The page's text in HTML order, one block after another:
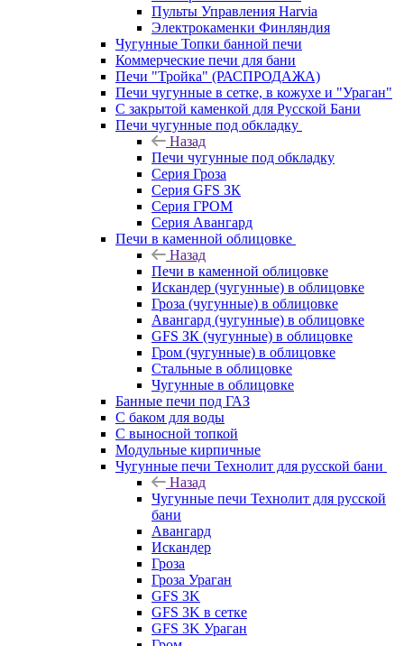
Пульты Управления Harvia
Электрокаменки Финляндия
Чугунные Топки банной печи
Коммерческие печи для бани
Печи "Тройка" (РАСПРОДАЖА)
Печи чугунные в сетке, в кожухе и "Ураган"
С закрытой каменкой для Русской Бани
Печи чугунные под обкладку
Назад
Печи чугунные под обкладку
Серия Гроза
Серия GFS ЗК
Серия ГРОМ
Серия Авангард
Печи в каменной облицовке
Назад
Печи в каменной облицовке
Искандер (чугунные) в облицовке
Гроза (чугунные) в облицовке
Авангард (чугунные) в облицовке
GFS ЗК (чугунные) в облицовке
Гром (чугунные) в облицовке
Стальные в облицовке
Чугунные в облицовке
Банные печи под ГАЗ
С баком для воды
С выносной топкой
Модульные кирпичные
Чугунные печи Технолит для русской бани
Назад
Чугунные печи Технолит для русской
бани
Авангард
Искандер
Гроза
Гроза Ураган
GFS 3K
GFS 3K в сетке
GFS 3K Ураган